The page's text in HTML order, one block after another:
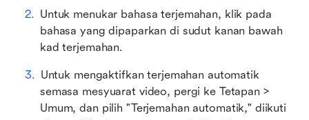
Untuk menukar bahasa terjemahan, klik pada
bahasa yang dipaparkan di sudut kanan bawah
kad terjemahan.
Untuk mengaktifkan terjemahan automatik
semasa mesyuarat video, pergi ke Tetapan >
Umum, dan pilih "Terjemahan automatik," diikuti